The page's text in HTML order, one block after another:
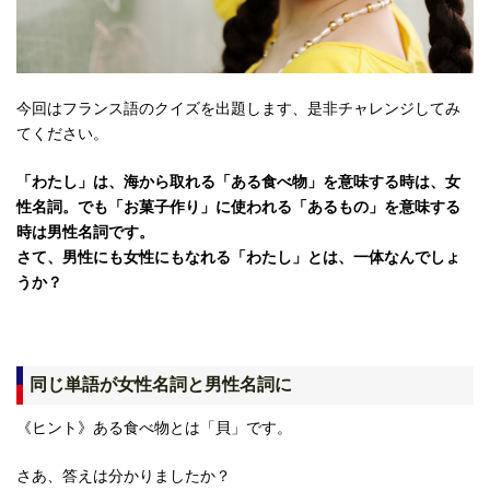
今回はフランス語のクイズを出題します、是非チャレンジしてみ
てください。
「わたし」は、海から取れる「ある食べ物」を意味する時は、女
性名詞。でも「お菓子作り」に使われる「あるもの」を意味する
時は男性名詞です。
さて、男性にも女性にもなれる「わたし」とは、一体なんでしょ
うか？
同じ単語が女性名詞と男性名詞に
《ヒント》ある食べ物とは「貝」です。
さあ、答えは分かりましたか？